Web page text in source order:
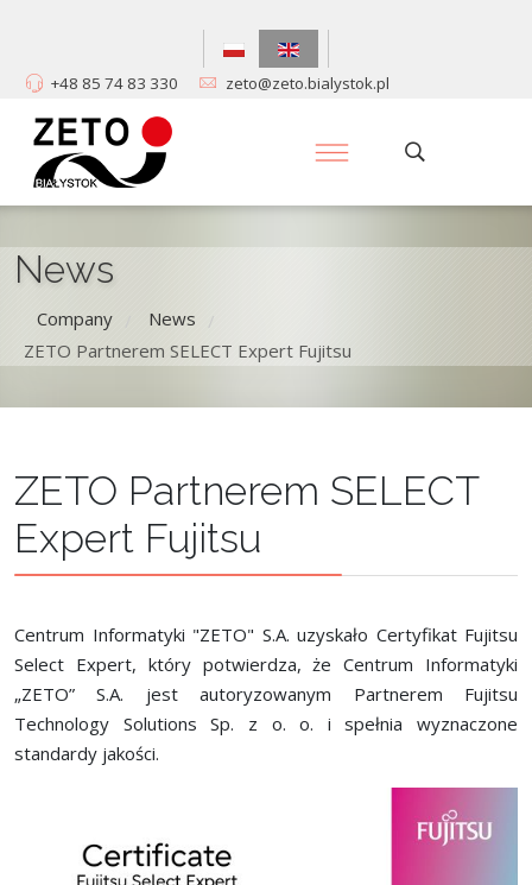
+48 85 74 83 330 zeto@zeto.bialystok.pl
News
Company News
/
ZETO Partnerem SELECT Expert Fujitsu
ZETO Partnerem SELECT
Expert Fujitsu
Centrum Informatyki "ZETO" S.A. uzyskało Certyfikat Fujitsu
Select Expert, który potwierdza, że Centrum Informatyki
„ZETO” S.A. jest autoryzowanym Partnerem Fujitsu
Technology Solutions Sp. z o. o. i spełnia wyznaczone
standardy jakości.